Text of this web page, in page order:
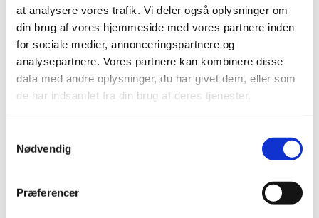
at analysere vores trafik. Vi deler også oplysninger om
din brug af vores hjemmeside med vores partnere inden
for sociale medier, annonceringspartnere og
analysepartnere. Vores partnere kan kombinere disse
data med andre oplysninger, du har givet dem, eller som
de har indsamlet fra din brug af deres tjenester.
Nødvendig
Præferencer
2017 (167)
2016 (167)
2015 (33)
december (4)
november (4)
oktober (2)
juni (9)
marts (2)